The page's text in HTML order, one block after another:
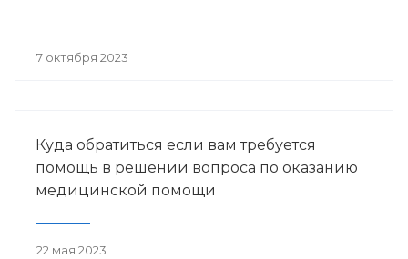
7 октября 2023
Куда обратиться если вам требуется
помощь в решении вопроса по оказанию
медицинской помощи
22 мая 2023